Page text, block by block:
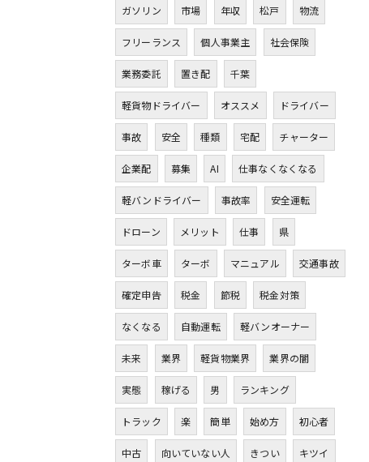
ガソリン 市場 年収 松戸 物流
フリーランス 個人事業主 社会保険
業務委託 置き配 千葉
軽貨物ドライバー オススメ ドライバー
事故 安全 種類 宅配 チャーター
企業配 募集 AI 仕事なくなくなる
軽バンドライバー 事故率 安全運転
ドローン メリット 仕事 県
ターボ車 ターボ マニュアル 交通事故
確定申告 税金 節税 税金対策
なくなる 自動運転 軽バンオーナー
未来 業界 軽貨物業界 業界の闇
実態 稼げる 男 ランキング
トラック 楽 簡単 始め方 初心者
中古 向いていない人 きつい キツイ